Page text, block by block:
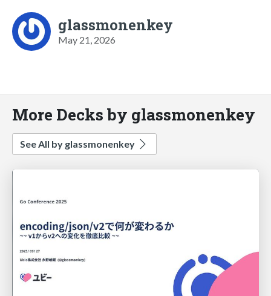
glassmonenkey
May 21, 2026
More Decks by glassmonenkey
See All by glassmonenkey